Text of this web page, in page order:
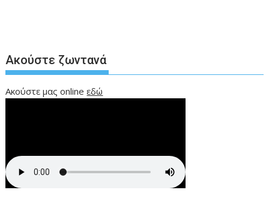
Ακούστε ζωντανά
Ακούστε μας onlineεδώ